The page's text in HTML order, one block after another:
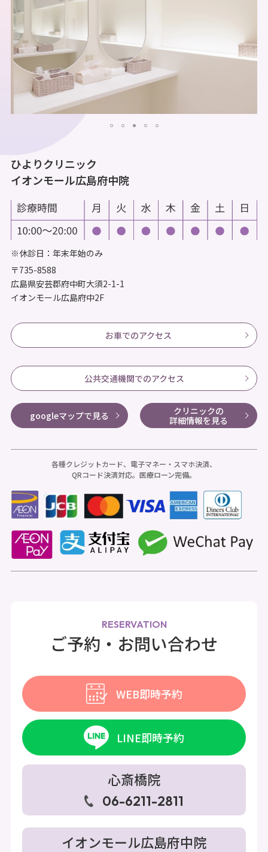
ひよりクリニック
イオンモール広島府中院
※休診日：年末年始のみ
〒735-8588
広島県安芸郡府中町大須2-1-1
イオンモール広島府中2F
お車でのアクセス
公共交通機関でのアクセス
googleマップで見る
クリニックの
詳細情報を見る
各種クレジットカード、電子マネー・スマホ決済、
QRコード決済対応。医療ローン完備。
RESERVATION
ご予約・お問い合わせ
LINE即時予約
WEB即時予約
心斎橋院
06-6211-2811
イオンモール広島府中院